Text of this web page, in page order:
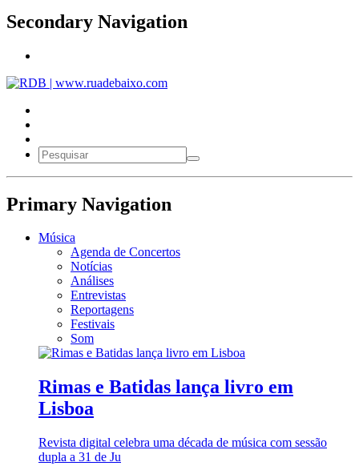
Secondary Navigation
Primary Navigation
Música
Agenda de Concertos
Notícias
Análises
Entrevistas
Reportagens
Festivais
Som
Rimas e Batidas lança livro em
Lisboa
Revista digital celebra uma década de música com sessão
dupla a 31 de Ju